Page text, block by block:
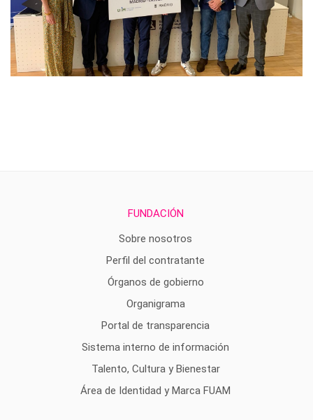
FUNDACIÓN
Sobre nosotros
Perfil del contratante
Órganos de gobierno
Organigrama
Portal de transparencia
Sistema interno de información
Talento, Cultura y Bienestar
Área de Identidad y Marca FUAM